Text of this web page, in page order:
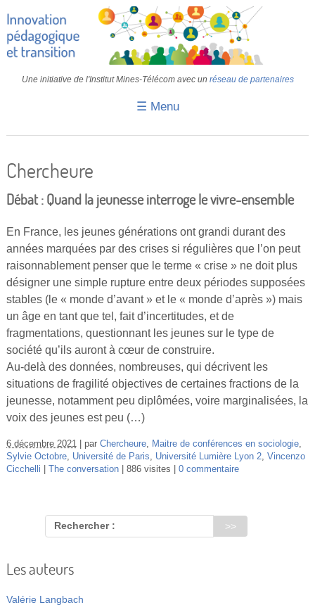
Une initiative de l'Institut Mines-Télécom avec un réseau de partenaires
☰ Menu
IMT
Colloques
Vidéos
S’inscrire
Se connecter
Chercheure
Débat : Quand la jeunesse interroge le vivre-ensemble
En France, les jeunes générations ont grandi durant des
années marquées par des crises si régulières que l’on peut
raisonnablement penser que le terme « crise » ne doit plus
désigner une simple rupture entre deux périodes supposées
stables (le « monde d’avant » et le « monde d’après ») mais
un âge en tant que tel, fait d’incertitudes, et de
fragmentations, questionnant les jeunes sur le type de
société qu’ils auront à cœur de construire.
Au-delà des données, nombreuses, qui décrivent les
situations de fragilité objectives de certaines fractions de la
jeunesse, notamment peu diplômées, voire marginalisées, la
voix des jeunes est peu (…)
6 décembre 2021 par Chercheure, Maitre de conférences en sociologie,
Sylvie Octobre, Université de Paris Université Lumière Lyon 2, Vincenzo
Cicchelli
The conversation 886 visites 0 commentaire
Rechercher :
Les auteurs
Valérie Langbach